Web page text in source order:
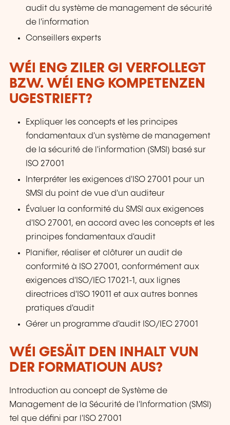
audit du système de management de sécurité
de l'information
Conseillers experts
WÉI ENG ZILER GI VERFOLLEGT
BZW. WÉI ENG KOMPETENZEN
UGESTRIEFT?
Expliquer les concepts et les principes
fondamentaux d'un système de management
de la sécurité de l'information (SMSI) basé sur
ISO 27001
Interpréter les exigences d'ISO 27001 pour un
SMSI du point de vue d'un auditeur
Évaluer la conformité du SMSI aux exigences
d'ISO 27001, en accord avec les concepts et les
principes fondamentaux d'audit
Planifier, réaliser et clôturer un audit de
conformité à ISO 27001, conformément aux
exigences d'ISO/IEC 17021-1, aux lignes
directrices d'ISO 19011 et aux autres bonnes
pratiques d'audit
Gérer un programme d'audit ISO/IEC 27001
WÉI GESÄIT DEN INHALT VUN
DER FORMATIOUN AUS?
Introduction au concept de Système de
Management de la Sécurité de l'Information (SMSI)
tel que défini par l'ISO 27001